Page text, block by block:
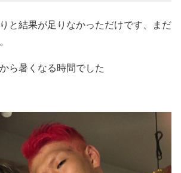
と結果が足りなかっただけです、まだ
ら暑くなる時間でした